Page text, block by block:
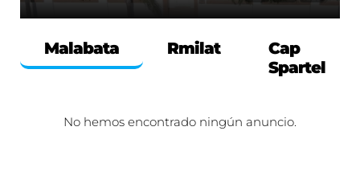
Malabata Rmilat
Cap
Spartel
No hemos encontrado ningún anuncio.